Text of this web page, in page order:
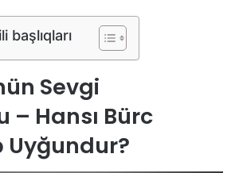
başlıqları
Sevgi
– Hansı Bürc
Uyğundur?